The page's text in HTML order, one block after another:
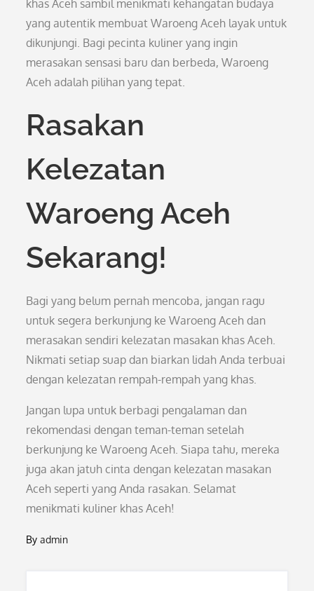
khas Aceh sambil menikmati kehangatan budaya
yang autentik membuat Waroeng Aceh layak untuk
dikunjungi. Bagi pecinta kuliner yang ingin
merasakan sensasi baru dan berbeda, Waroeng
Aceh adalah pilihan yang tepat.
Rasakan
Kelezatan
Waroeng Aceh
Sekarang!
Bagi yang belum pernah mencoba, jangan ragu
untuk segera berkunjung ke Waroeng Aceh dan
merasakan sendiri kelezatan masakan khas Aceh.
Nikmati setiap suap dan biarkan lidah Anda terbuai
dengan kelezatan rempah-rempah yang khas.
Jangan lupa untuk berbagi pengalaman dan
rekomendasi dengan teman-teman setelah
berkunjung ke Waroeng Aceh. Siapa tahu, mereka
juga akan jatuh cinta dengan kelezatan masakan
Aceh seperti yang Anda rasakan. Selamat
menikmati kuliner khas Aceh!
Byadmin